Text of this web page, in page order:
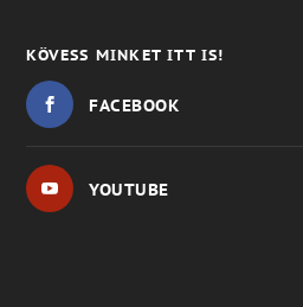
KÖVESS MINKET ITT IS!
FACEBOOK
YOUTUBE